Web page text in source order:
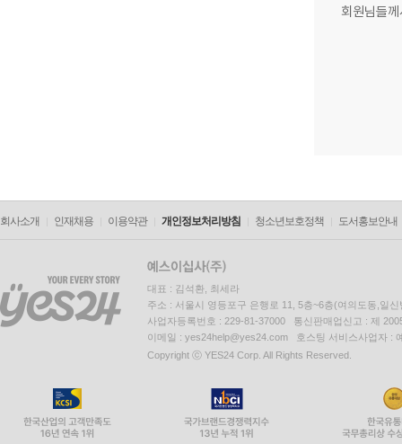
회원님들
회사소개 인재채용 이용약관 개인정보처리방침 청소년보호정책 도서홍보안내
대표 : 김석환, 최세라
주소 : 서울시 영등포구 은행로 11, 5층~6층(여의도동,일신
사업자등록번호 : 229-81-37000 통신판매업신고 : 제
이메일 : yes24help@yes24.com 호스팅 서비스사업자 :
Copyright ⓒ YES24 Corp. All Rights Reserved.